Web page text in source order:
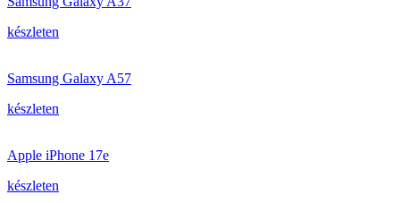
készleten
Samsung Galaxy A57
készleten
Apple iPhone 17e
készleten